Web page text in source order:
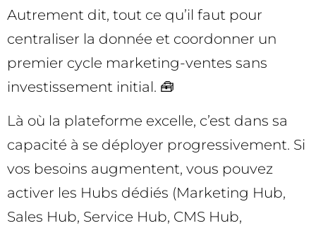
Autrement dit, tout ce qu’il faut pour
centraliser la donnée et coordonner un
premier cycle marketing-ventes sans
investissement initial. 🧰
Là où la plateforme excelle, c’est dans sa
capacité à se déployer progressivement. Si
vos besoins augmentent, vous pouvez
activer les Hubs dédiés (Marketing Hub,
Sales Hub, Service Hub, CMS Hub,